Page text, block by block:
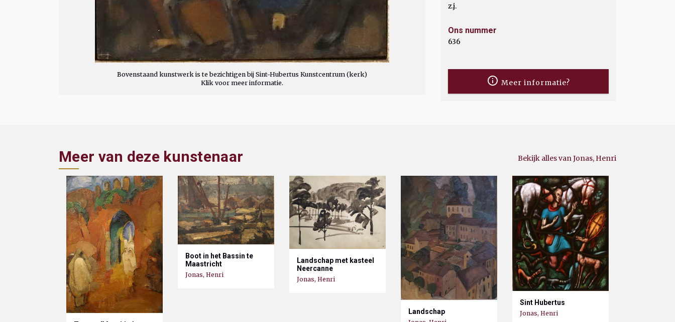
Bovenstaand kunstwerk is te bezichtigen bij Sint-Hubertus Kunstcentrum (kerk)
Klik voor meer informatie.
z.j.
Ons nummer
636
Meer informatie?
Meer van deze kunstenaar Bekijk alles van Jonas, Henri
Boot in het Bassin te
Maastricht
Jonas, Henri
Landschap met kasteel
Neercanne
Jonas, Henri
Landschap
Sint Hubertus
Jonas, Henri